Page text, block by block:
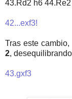
43.Rd2 h6
42...exf3!
Tras este
2,
43.gxf3